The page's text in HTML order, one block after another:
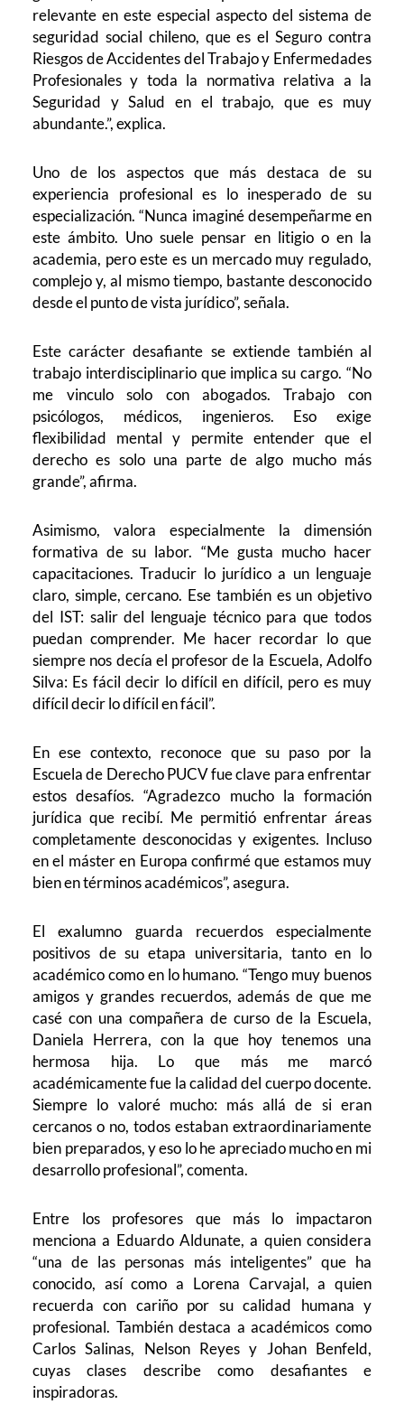
relevante en este especial aspecto del sistema de
seguridad social chileno, que es el Seguro contra
Riesgos de Accidentes del Trabajo y Enfermedades
Profesionales y toda la normativa relativa a la
Seguridad y Salud en el trabajo, que es muy
abundante.”, explica.
Uno de los aspectos que más destaca de su
experiencia profesional es lo inesperado de su
especialización. “Nunca imaginé desempeñarme en
este ámbito. Uno suele pensar en litigio o en la
academia, pero este es un mercado muy regulado,
complejo y, al mismo tiempo, bastante desconocido
desde el punto de vista jurídico”, señala.
Este carácter desafiante se extiende también al
trabajo interdisciplinario que implica su cargo. “No
me vinculo solo con abogados. Trabajo con
psicólogos, médicos, ingenieros. Eso exige
flexibilidad mental y permite entender que el
derecho es solo una parte de algo mucho más
grande”, afirma.
Asimismo, valora especialmente la dimensión
formativa de su labor. “Me gusta mucho hacer
capacitaciones. Traducir lo jurídico a un lenguaje
claro, simple, cercano. Ese también es un objetivo
del IST: salir del lenguaje técnico para que todos
puedan comprender. Me hacer recordar lo que
siempre nos decía el profesor de la Escuela, Adolfo
Silva: Es fácil decir lo difícil en difícil, pero es muy
difícil decir lo difícil en fácil”.
En ese contexto, reconoce que su paso por la
Escuela de Derecho PUCV fue clave para enfrentar
estos desafíos. “Agradezco mucho la formación
jurídica que recibí. Me permitió enfrentar áreas
completamente desconocidas y exigentes. Incluso
en el máster en Europa confirmé que estamos muy
bien en términos académicos”, asegura.
El exalumno guarda recuerdos especialmente
positivos de su etapa universitaria, tanto en lo
académico como en lo humano. “Tengo muy buenos
amigos y grandes recuerdos, además de que me
casé con una compañera de curso de la Escuela,
Daniela Herrera, con la que hoy tenemos una
hermosa hija. Lo que más me marcó
académicamente fue la calidad del cuerpo docente.
Siempre lo valoré mucho: más allá de si eran
cercanos o no, todos estaban extraordinariamente
bien preparados, y eso lo he apreciado mucho en mi
desarrollo profesional”, comenta.
Entre los profesores que más lo impactaron
menciona a Eduardo Aldunate, a quien considera
“una de las personas más inteligentes” que ha
conocido, así como a Lorena Carvajal, a quien
recuerda con cariño por su calidad humana y
profesional. También destaca a académicos como
Carlos Salinas, Nelson Reyes y Johan Benfeld,
cuyas clases describe como desafiantes e
inspiradoras.